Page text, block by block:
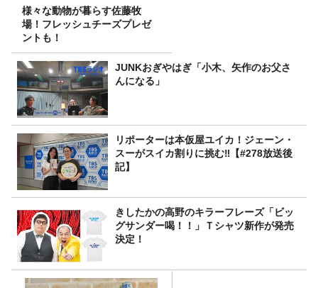
様々な動物が暮らす佐藤牧
場！フレッシュチーズプレゼ
ントも！
JUNKおぎやはぎ「小木、矢作のお父さ
んになる」
リポーターは本仮屋ユイカ！ジェーン・
スーがスイカ割りに挑む‼【#278放送後
記】
きしたかの高野のキラーフレーズ「ビッ
グサンダー喝！！」Ｔシャツ新作が発売
決定！